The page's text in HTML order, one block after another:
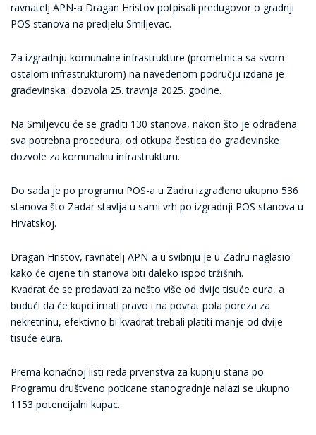
ravnatelj APN-a Dragan Hristov potpisali predugovor o gradnji
POS stanova na predjelu Smiljevac.
Za izgradnju komunalne infrastrukture (prometnica sa svom
ostalom infrastrukturom) na navedenom području izdana je
građevinska dozvola 25. travnja 2025. godine.
Na Smiljevcu će se graditi 130 stanova, nakon što je odrađena
sva potrebna procedura, od otkupa čestica do građevinske
dozvole za komunalnu infrastrukturu.
Do sada je po programu POS-a u Zadru izgrađeno ukupno 536
stanova što Zadar stavlja u sami vrh po izgradnji POS stanova u
Hrvatskoj.
Dragan Hristov, ravnatelj APN-a u svibnju je u Zadru naglasio
kako će cijene tih stanova biti daleko ispod tržišnih.
Kvadrat će se prodavati za nešto više od dvije tisuće eura, a
budući da će kupci imati pravo i na povrat pola poreza za
nekretninu, efektivno bi kvadrat trebali platiti manje od dvije
tisuće eura.
Prema konačnoj listi reda prvenstva za kupnju stana po
Programu društveno poticane stanogradnje nalazi se ukupno
1153 potencijalni kupac.